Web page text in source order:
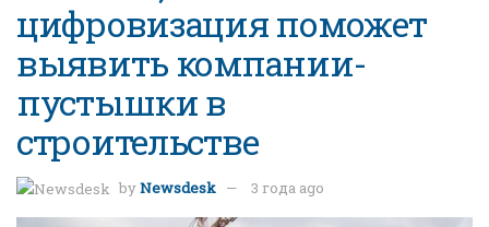
цифровизация поможет
выявить компании-
пустышки в
строительстве
byNewsdesk 3 года ago